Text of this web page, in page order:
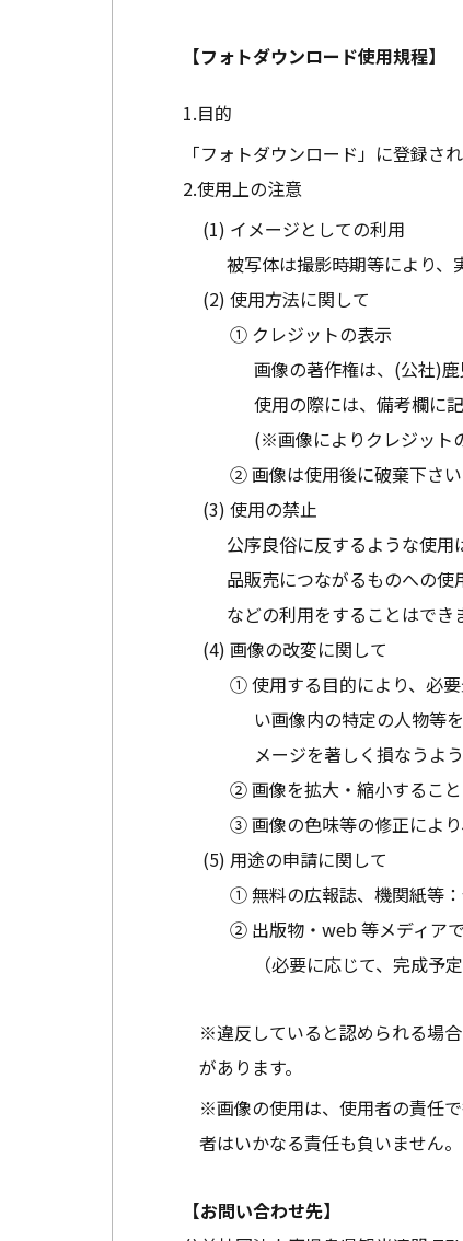
【フォトダウンロード使用規程】
目的
「フォトダウンロード」に登録さ
使用上の注意
イメージとしての利用
被写体は撮影時期等により、
使用方法に関して
① クレジットの表示
画像の著作権は、(公社)鹿
使用の際には、備考欄に
(※画像によりクレジット
② 画像は使用後に破棄下さい
使用の禁止
公序良俗に反するような使
品販売につながるものへの
などの利用をすることはでき
画像の改変に関して
① 使用する目的により、必
い画像内の特定の人物等
メージを著しく損なうよ
② 画像を拡大・縮小すること
③ 画像の色味等の修正により
用途の申請に関して
① 無料の広報誌、機関紙等：
② 出版物・web 等メディア
（必要に応じて、完成予
※違反していると認められる場
があります。
※画像の使用は、使用者の責任
者はいかなる責任も負いません。
【お問い合わせ先】